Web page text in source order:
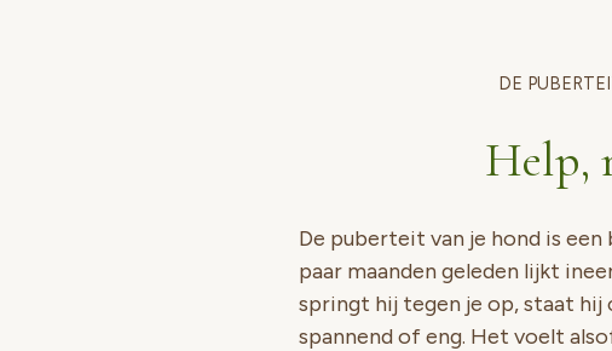
DE
Help,
De puberteit van je hond is
paar maanden geleden lijkt
springt hij tegen je op, staat hij
spannend of eng. Het voelt